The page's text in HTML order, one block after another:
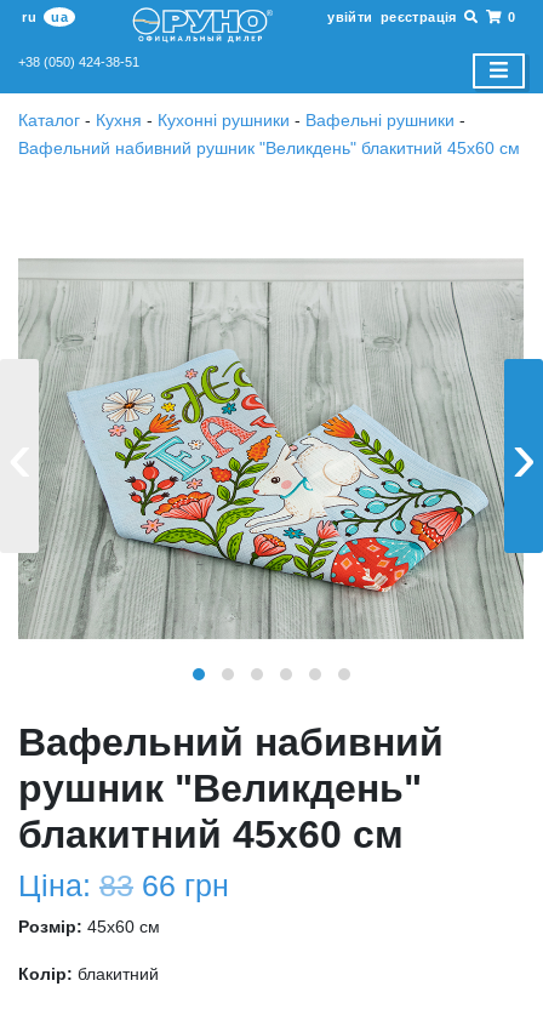
ru ua увійти реєстрація 0
+38 (050) 424-38-51
Каталог - Кухня - Кухонні рушники - Вафельні рушники -
Вафельний набивний рушник "Великдень" блакитний 45х60 см
›
Вафельний набивний
рушник "Великдень"
блакитний 45х60 см
Ціна: 83 66 грн
Розмір: 45x60 см
Колір: блакитний